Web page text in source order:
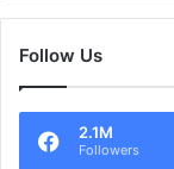
Follow Us
2.1M
Followers